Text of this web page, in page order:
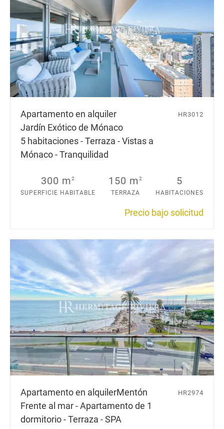
Apartamento en alquiler
Jardín Exótico de Mónaco
5 habitaciones - Terraza - Vistas a
Mónaco - Tranquilidad
HR3012
300 m2
SUPERFICIE HABITABLE
150 m2
TERRAZA
5
HABITACIONES
Precio bajo solicitud
Apartamento en alquilerMentón
Frente al mar - Apartamento de 1
dormitorio - Terraza - SPA
HR2974